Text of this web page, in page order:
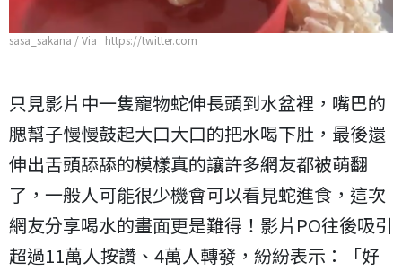
sasa_sakana / Via https://twitter.com
只見影片中一隻寵物蛇伸長頭到水盆裡，嘴巴的
腮幫子慢慢鼓起大口大口的把水喝下肚，最後還
伸出舌頭舔舔的模樣真的讓許多網友都被萌翻
了，一般人可能很少機會可以看見蛇進食，這次
網友分享喝水的畫面更是難得！影片PO往後吸引
超過11萬人按讚、4萬人轉發，紛紛表示：「好